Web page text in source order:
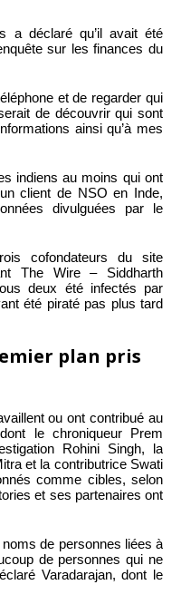
a déclaré qu’il avait été
sur les finances du
et de regarder qui
de découvrir qui sont
ainsi qu’à mes
indiens au moins qui ont
client de NSO en Inde,
divulguées par le
cofondateurs du site
The Wire – Siddharth
deux été infectés par
été piraté pas plus tard
plan pris
ou ont contribué au
le chroniqueur Prem
Rohini Singh, la
et la contributrice Swati
comme cibles, selon
et ses partenaires ont
de personnes liées à
de personnes qui ne
Varadarajan, dont le